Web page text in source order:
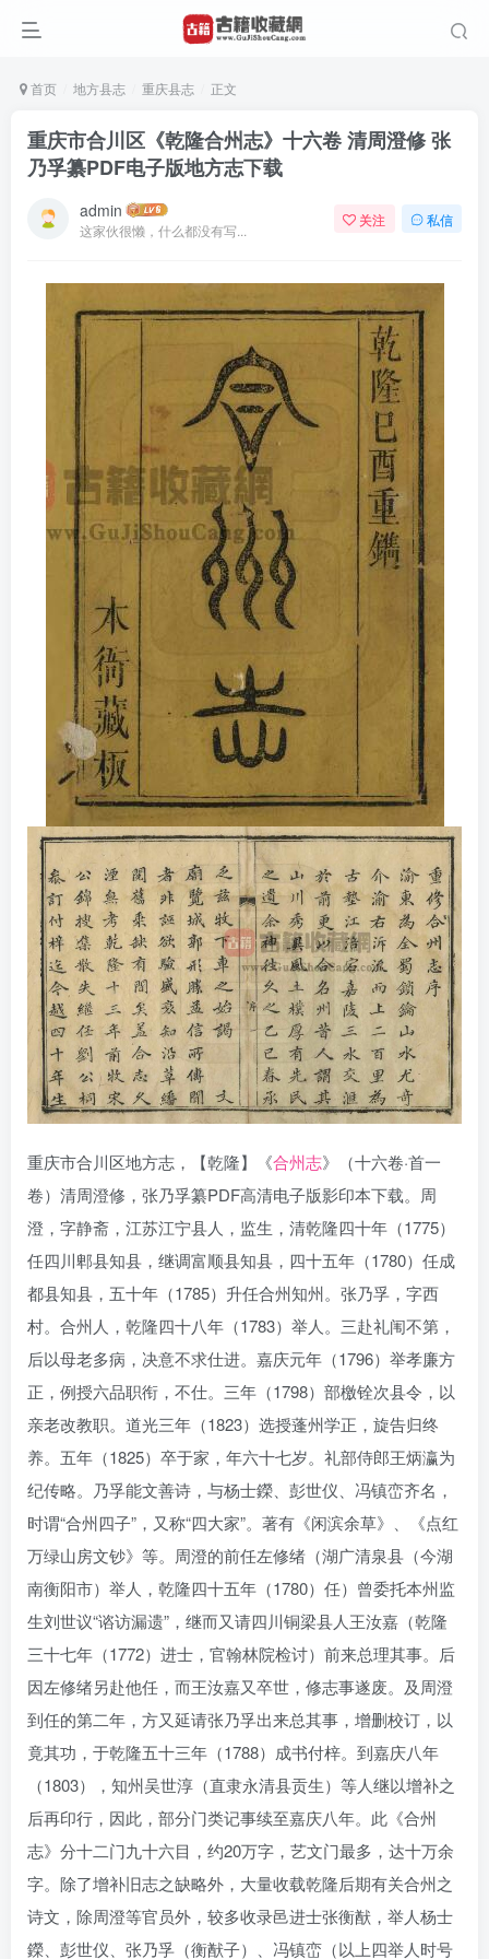
首页 地方县志 重庆县志 正文
重庆市合川区《乾隆合州志》十六卷 清周澄修 张
乃孚纂PDF电子版地方志下载
admin
这家伙很懒，什么都没有写...
关注 私信
重庆市合川区地方志，【乾隆】《合州志》（十六卷·首一
卷）清周澄修，张乃孚纂PDF高清电子版影印本下载。周
澄，字静斋，江苏江宁县人，监生，清乾隆四十年（1775）
任四川郫县知县，继调富顺县知县，四十五年（1780）任成
都县知县，五十年（1785）升任合州知州。张乃孚，字西
村。合州人，乾隆四十八年（1783）举人。三赴礼闱不第，
后以母老多病，决意不求仕进。嘉庆元年（1796）举孝廉方
正，例授六品职衔，不仕。三年（1798）部檄铨次县令，以
亲老改教职。道光三年（1823）选授蓬州学正，旋告归终
养。五年（1825）卒于家，年六十七岁。礼部侍郎王炳瀛为
纪传略。乃孚能文善诗，与杨士鑅、彭世仪、冯镇峦齐名，
时谓“合州四子”，又称“四大家”。著有《闲滨余草》、《点红
万绿山房文钞》等。周澄的前任左修绪（湖广清泉县（今湖
南衡阳市）举人，乾隆四十五年（1780）任）曾委托本州监
生刘世议“谘访漏遗”，继而又请四川铜梁县人王汝嘉（乾隆
三十七年（1772）进士，官翰林院检讨）前来总理其事。后
因左修绪另赴他任，而王汝嘉又卒世，修志事遂废。及周澄
到任的第二年，方又延请张乃孚出来总其事，增删校订，以
竟其功，于乾隆五十三年（1788）成书付梓。到嘉庆八年
（1803），知州吴世淳（直隶永清县贡生）等人继以增补之
后再印行，因此，部分门类记事续至嘉庆八年。此《合州
志》分十二门九十六目，约20万字，艺文门最多，达十万余
字。除了增补旧志之缺略外，大量收载乾隆后期有关合州之
诗文，除周澄等官员外，较多收录邑进士张衡猷，举人杨士
鑅、彭世仪、张乃孚（衡猷子）、冯镇峦（以上四举人时号